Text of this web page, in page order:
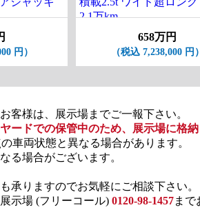
円）
2.1万km
658万円
（税込 7,238,000 円）
客様は、展示場までご一報下さい。
ードでの保管中のため、展示場に格
車両状態と異なる場合があります。
る場合がございます。
承りますのでお気軽にご相談下さい。
示場 (フリーコール) 0120-98-1457まで